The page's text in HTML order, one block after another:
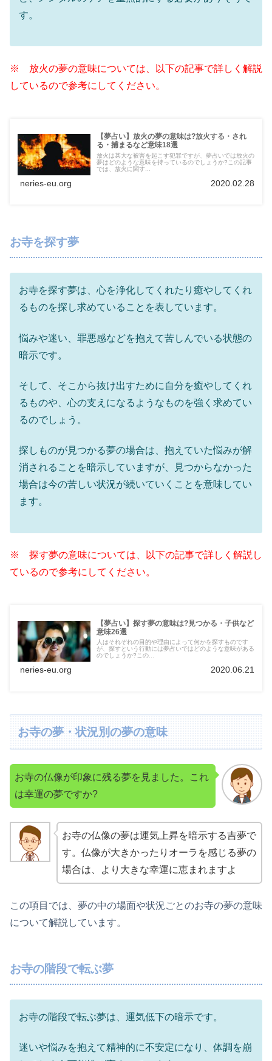
す。
※ 放火の夢の意味については、以下の記事で詳しく解説
しているので参考にしてください。
【夢占い】放火の夢の意味は?放火する・され
る・捕まるなど意味18選
放火は甚大な被害を起こす犯罪ですが、夢占いでは放火の
夢はどのような意味を持っているのでしょうか?この記事
では、放火に関す...
neries-eu.org 2020.02.28
お寺を探す夢
お寺を探す夢は、心を浄化してくれたり癒やしてくれ
るものを探し求めていることを表しています。
悩みや迷い、罪悪感などを抱えて苦しんでいる状態の
暗示です。
そして、そこから抜け出すために自分を癒やしてくれ
るものや、心の支えになるようなものを強く求めてい
るのでしょう。
探しものが見つかる夢の場合は、抱えていた悩みが解
消されることを暗示していますが、見つからなかった
場合は今の苦しい状況が続いていくことを意味してい
ます。
※ 探す夢の意味については、以下の記事で詳しく解説し
ているので参考にしてください。
【夢占い】探す夢の意味は?見つかる・子供など
意味26選
人はそれぞれの目的や理由によって何かを探すものです
が、探すという行動には夢占いではどのような意味がある
のでしょうか?この...
neries-eu.org 2020.06.21
お寺の夢・状況別の夢の意味
お寺の仏像が印象に残る夢を見ました。これ
は幸運の夢ですか?
お寺の仏像の夢は運気上昇を暗示する吉夢で
す。仏像が大きかったりオーラを感じる夢の
場合は、より大きな幸運に恵まれますよ
この項目では、夢の中の場面や状況ごとのお寺の夢の意味
について解説しています。
お寺の階段で転ぶ夢
お寺の階段で転ぶ夢は、運気低下の暗示です。
迷いや悩みを抱えて精神的に不安定になり、体調を崩